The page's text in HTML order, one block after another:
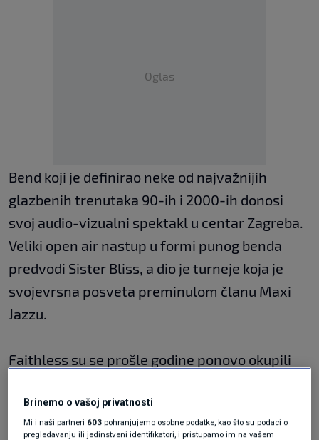
Oglas
Bend koji je definirao neke od najvažnijih
glazbenih trenutaka 90-ih i 2000-ih donosi
svoj audio-vizualni spektakl u centar Zagreba.
Veliki open air nastup u formi punog benda
predvodi Sister Bliss, a dio je turneje koja je
svojevrsna posveta preminulom članu Maxi
Jazzu.
Faithless su se prošle godine ponovo okupili
Pomno birani ekskluzivni koncerti označili su
dugoočekivani povratak, a ova godina vodi ih
Brinemo o vašoj privatnosti
Mi i naši partneri 603 pohranjujemo osobne podatke, kao što su podaci o
pregledavanju ili jedinstveni identifikatori, i pristupamo im na vašem